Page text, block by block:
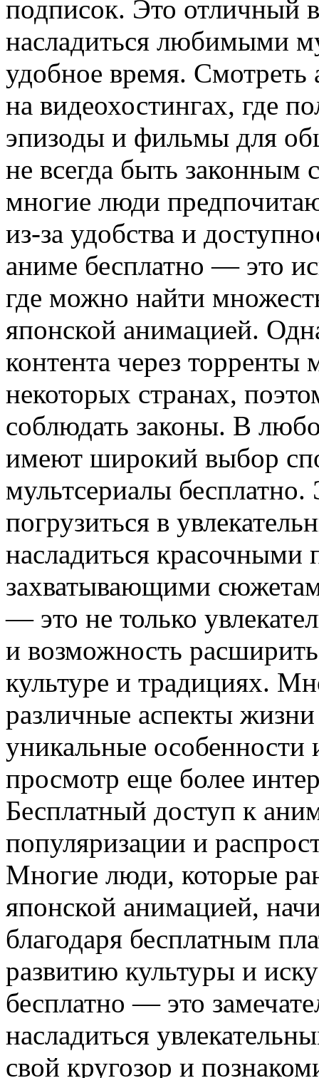
подписок. Это отличный
насладиться любимыми
удобное время.
на видеохостингах, где
эпизоды и фильмы для
не всегда быть законным
многие люди
из-за удобства и
аниме бесплатно — это
где можно найти
японской анимацией.
контента через
некоторых странах,
соблюдать законы. В
имеют широкий выбор
мультсериалы
погрузиться в
насладиться красочными
захватывающими
— это не только
и возможность
культуре и традициях.
различные аспекты
уникальные особенности
просмотр еще более
Бесплатный доступ к
популяризации и
Многие люди, которые
японской анимацией,
благодаря бесплатным
развитию культуры и
бесплатно — это
насладиться
свой кругозор и